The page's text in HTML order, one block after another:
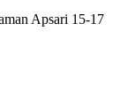
Apsari 15-17